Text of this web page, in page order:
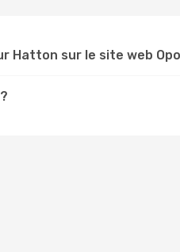
Hatton sur le site web